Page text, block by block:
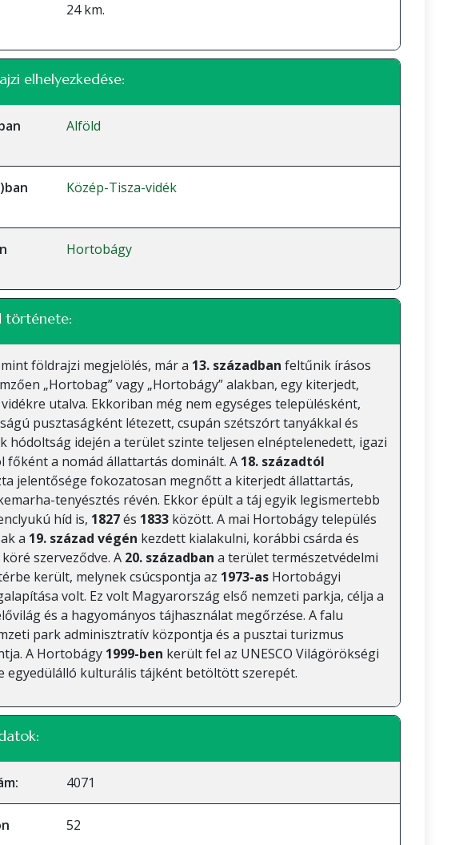
24 km.
elhelyezkedése:
Alföld
Közép-Tisza-vidék
Hortobágy
története:
földrajzi megjelölés, már a 13. században feltűnik írásos
„Hortobag” vagy „Hortobágy” alakban, egy kiterjedt,
utalva. Ekkoriban még nem egységes településként,
pusztaságként létezett, csupán szétszórt tanyákkal és
hódoltság idején a terület szinte teljesen elnéptelenedett, igazi
főként a nomád állattartás dominált. A 18. századtól
jelentősége fokozatosan megnőtt a kiterjedt állattartás,
tenyésztés révén. Ekkor épült a táj egyik legismertebb
híd is, 1827és 1833 között. A mai Hortobágy település
a 19. század végén kezdett kialakulni, korábbi csárda és
szerveződve. A 20. században a terület természetvédelmi
került, melynek csúcspontja az 1973-as Hortobágyi
volt. Ez volt Magyarország első nemzeti parkja, célja a
és a hagyományos tájhasználat megőrzése. A falu
park adminisztratív központja és a pusztai turizmus
A Hortobágy 1999-ben került fel az UNESCO Világörökségi
egyedülálló kulturális tájként betöltött szerepét.
4071
52